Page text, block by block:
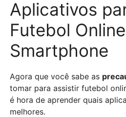
Aplicativos
Futebol
Smartphone
Agora que você sabe as
tomar para assistir futebol
é hora de aprender quais
melhores.